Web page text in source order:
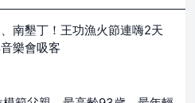
南墾丁！王功漁火節連嗨2天
樂會吸客